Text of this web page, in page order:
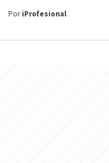
PoriProfesional